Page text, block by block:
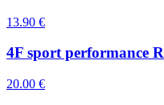
13.90 €
4F sport performance
20.00 €